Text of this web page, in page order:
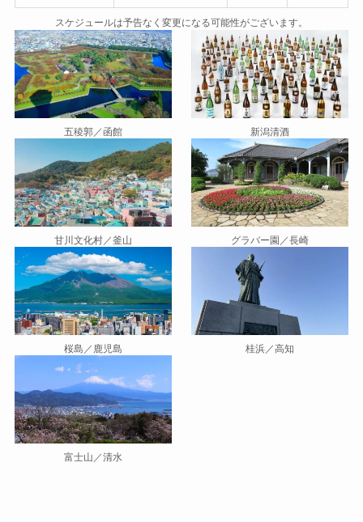
スケジュールは予告なく変更になる可能性がございます。
五稜郭／函館 新潟清酒
甘川文化村／釜山 グラバー園／長崎
桜島／鹿児島 桂浜／高知
富士山／清水